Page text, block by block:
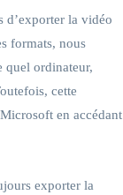
d’exporter la vidéo
formats, nous
quel ordinateur,
cette
en accédant
exporter la